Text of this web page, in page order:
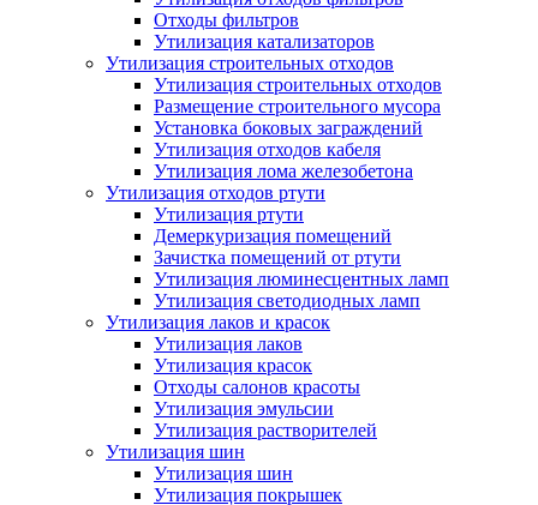
Отходы фильтров
Утилизация катализаторов
Утилизация строительных отходов
Утилизация строительных отходов
Размещение строительного мусора
Установка боковых заграждений
Утилизация отходов кабеля
Утилизация лома железобетона
Утилизация отходов ртути
Утилизация ртути
Демеркуризация помещений
Зачистка помещений от ртути
Утилизация люминесцентных ламп
Утилизация светодиодных ламп
Утилизация лаков и красок
Утилизация лаков
Утилизация красок
Отходы салонов красоты
Утилизация эмульсии
Утилизация растворителей
Утилизация шин
Утилизация шин
Утилизация покрышек